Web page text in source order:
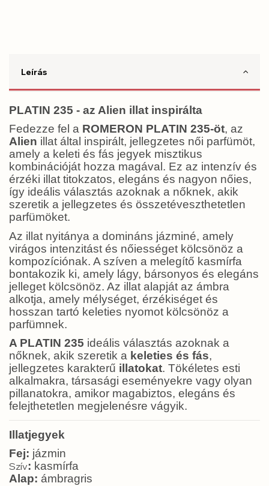
Leírás
PLATIN 235 - az Alien illat inspirálta
Fedezze fel a ROMERON PLATIN 235-öt, az
Alien illat által inspirált, jellegzetes női parfümöt,
amely a keleti és fás jegyek misztikus
kombinációját hozza magával. Ez az intenzív és
érzéki illat titokzatos, elegáns és nagyon nőies,
így ideális választás azoknak a nőknek, akik
szeretik a jellegzetes és összetéveszthetetlen
parfümöket.
Az illat nyitánya a domináns jázminé, amely
virágos intenzitást és nőiességet kölcsönöz a
kompozíciónak. A szíven a melegítő kasmírfa
bontakozik ki, amely lágy, bársonyos és elegáns
jelleget kölcsönöz. Az illat alapját az ámbra
alkotja, amely mélységet, érzékiséget és
hosszan tartó keleties nyomot kölcsönöz a
parfümnek.
A PLATIN 235 ideális választás azoknak a
nőknek, akik szeretik a keleties és fás,
jellegzetes karakterű illatokat. Tökéletes esti
alkalmakra, társasági eseményekre vagy olyan
pillanatokra, amikor magabiztos, elegáns és
felejthetetlen megjelenésre vágyik.
Illatjegyek
Fej: jázmin
Szív: kasmírfa
Alap: ámbragris